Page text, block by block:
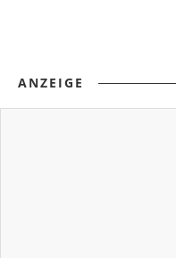
ANZEIGE